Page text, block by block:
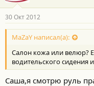
30 Окт 2012
MaZaY написал(а):
Салон кожа или велюр?
водительского сидения
Саша,я смотрю руль